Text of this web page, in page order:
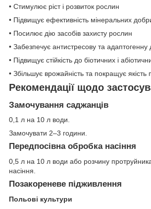
• Стимулює ріст і розвиток рослин
• Підвищує ефективність мінеральних
• Посилює дію засобів захисту рослин
• Забезпечує антистресову та адаптогенну
• Підвищує стійкість до біотичних і
• Збільшує врожайність та покращує якість
Рекомендації щодо
Замочування саджанців
0,1 л на 10 л води.
Замочувати 2–3 години.
Передпосівна обробка насіння
0,5 л на 10 л води або розчину
насіння.
Позакореневе підживлення
Польові культури